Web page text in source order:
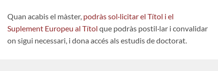
Quan acabis el màster, podràs sol·licitar el Títol i el
Suplement Europeu al Títol que podràs postil·lar i convalidar
on sigui necessari, i dona accés als estudis de doctorat.